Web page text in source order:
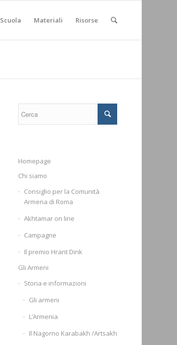
Scuola Materiali Risorse
Homepage
Chi siamo
Consiglio per la Comunità
Armena di Roma
Akhtamar on line
Campagne
Il premio Hrant Dink
Gli Armeni
Storia e informazioni
Gli armeni
L’Armenia
Il Nagorno Karabakh /Artsakh